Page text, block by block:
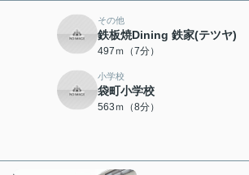
その他
鉄板焼Dining 鉄家(テツヤ)
497ｍ（7分）
小学校
袋町小学校
563ｍ（8分）